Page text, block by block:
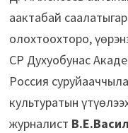
аактабай
олохтоохторо,
СР Духуобунас
Россия
культуратын
журналист